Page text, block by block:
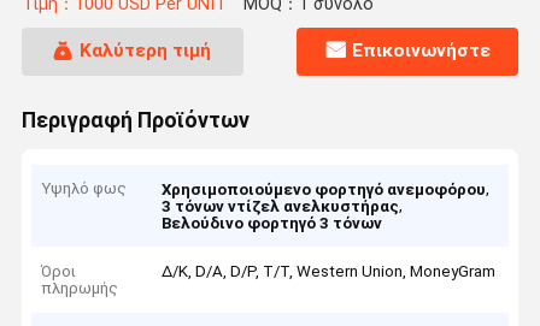
Τιμή：1000 USD Per UNIT MOQ：1 σύνολο
Καλύτερη τιμή Επικοινωνήστε
Περιγραφή Προϊόντων
Υψηλό φως Χρησιμοποιούμενο φορτηγό ανεμοφόρου,
3 τόνων ντίζελ ανελκυστήρας,
Βελούδινο φορτηγό 3 τόνων
Όροι
πληρωμής
Δ/Κ, D/Α, D/P, T/T, Western Union, MoneyGram